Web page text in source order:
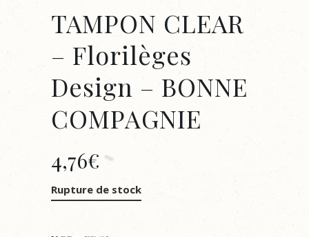
TAMPON CLEAR
– Florilèges
Design – BONNE
COMPAGNIE
4,76€
Rupture de stock